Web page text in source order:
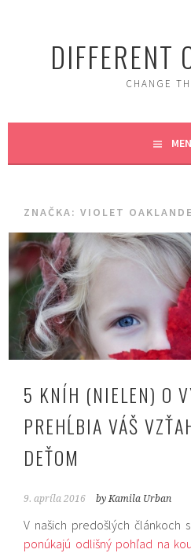
DIFFERENT
CHANGE
ZNAČKA:VIOLET
5 KNÍH (NIELEN) O
PREHĹBIA VÁŠ
DEŤOM
9. apríla 2016 by Kamila Urban
V našich predošlých článkoch
ponúkajú odlišný pohľad na